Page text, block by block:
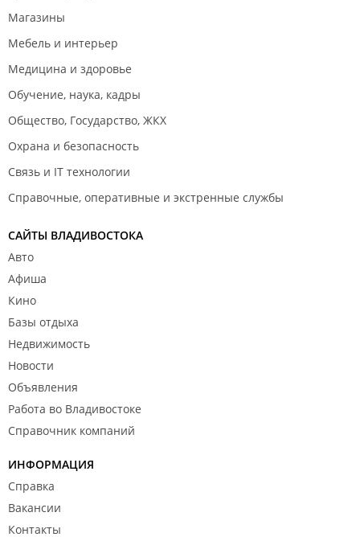
Магазины
Мебель и интерьер
Медицина и здоровье
Обучение, наука, кадры
Общество, Государство, ЖКХ
Охрана и безопасность
Связь и IT технологии
Справочные, оперативные и экстренные службы
САЙТЫ ВЛАДИВОСТОКА
Авто
Афиша
Кино
Базы отдыха
Недвижимость
Новости
Объявления
Работа во Владивостоке
Справочник компаний
ИНФОРМАЦИЯ
Справка
Вакансии
Контакты